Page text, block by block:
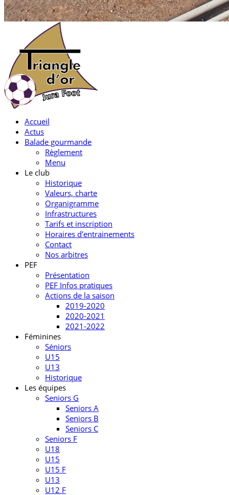
Accueil
Actus
Balade gourmande
Règlement
Menu
Le club
Historique
Valeurs, charte
Organigramme
Infrastructures
Tarifs et inscription
Horaires d'entrainements
Contact
Nos arbitres
PEF
Présentation
PEF Infos pratiques
Actions de la saison
2019-2020
2020-2021
2021-2022
Féminines
Séniors
U15
U13
Historique
Les équipes
Seniors G
Seniors A
Seniors B
Seniors C
Seniors F
U18
U15
U15 F
U13
U12 F